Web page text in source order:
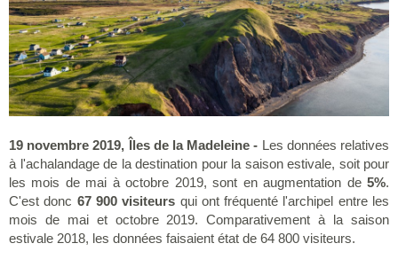
19 novembre 2019, Îles de la Madeleine - Les données relatives
à l'achalandage de la destination pour la saison estivale, soit pour
les mois de mai à octobre 2019, sont en augmentation de 5%.
C'est donc 67 900 visiteurs qui ont fréquenté l'archipel entre les
mois de mai et octobre 2019. Comparativement à la saison
estivale 2018, les données faisaient état de 64 800 visiteurs.